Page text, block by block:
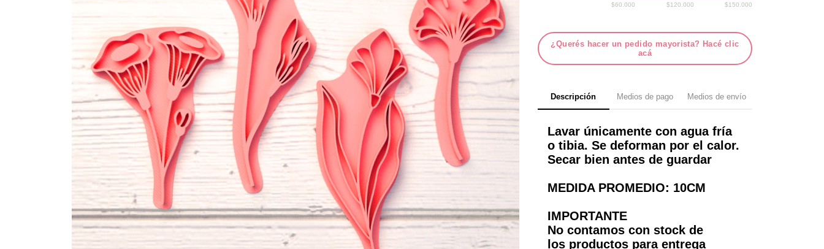
$60.000 $120.000 $150.000
¿Querés hacer un pedido mayorista? Hacé clic
acá
Descripción Medios de pago Medios de envío
Lavar únicamente con agua fría
o tibia. Se deforman por el calor.
Secar bien antes de guardar
MEDIDA PROMEDIO: 10CM
IMPORTANTE
No contamos con stock de
los productos para entrega